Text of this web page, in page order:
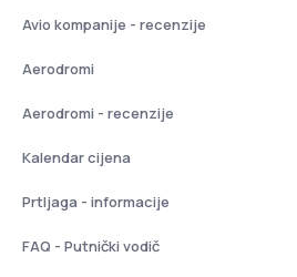
Avio kompanije - recenzije
Aerodromi
Aerodromi - recenzije
Kalendar cijena
Prtljaga - informacije
FAQ - Putnički vodič